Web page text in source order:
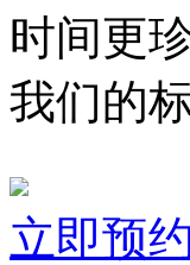
时间更
我们的
立即预